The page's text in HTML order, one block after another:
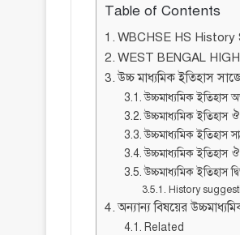
Table of Contents
WBCHSE HS
WEST BENGAL
উচ্চ মাধ্যমিক ইতিহাস
উচ্চমাধ্যমিক
উচ্চমাধ্যমিক ইতিহাস
উচ্চমাধ্যমিক ইতিহাস
উচ্চমাধ্যমিক
উচ্চমাধ্যমিক ইতিহাস
History
অন্যান্য বিষয়ের
Related